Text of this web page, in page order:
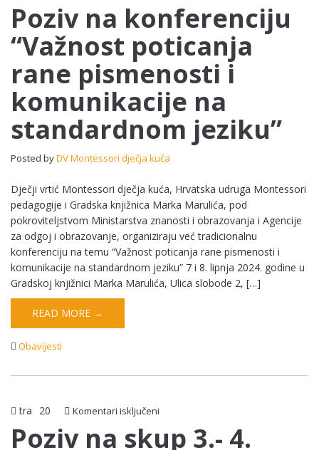
na
konferenciju
“Važnost
rane
pismenosti
i
komunikacije
na
standardnom
Poziv na konferenciju
“Važnost poticanja
rane pismenosti i
komunikacije na
standardnom jeziku”
Posted byDV Montessori dječja kuća
Dječji vrtić Montessori dječja kuća, Hrvatska udruga Montessori
pedagogije i Gradska knjižnica Marka Marulića, pod
pokroviteljstvom Ministarstva znanosti i obrazovanja i Agencije
za odgoj i obrazovanje, organiziraju već tradicionalnu
konferenciju na temu “Važnost poticanja rane pismenosti i
komunikacije na standardnom jeziku” 7 i 8. lipnja 2024. godine u
Gradskoj knjižnici Marka Marulića, Ulica slobode 2, […]
READ MORE →
Obavijesti
tra 20 Komentari isključeni
na
Poziv na skup 3.- 4.